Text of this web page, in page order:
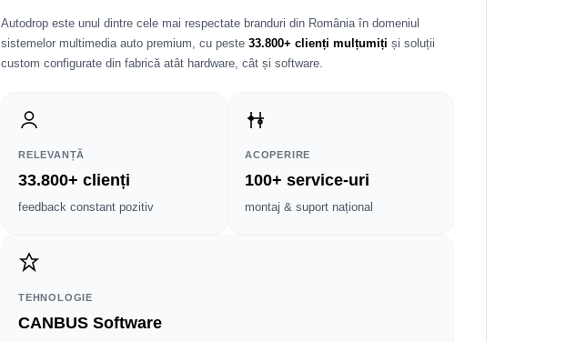
Autodrop este unul dintre cele mai respectate branduri din România în domeniul
sistemelor multimedia auto premium, cu peste 33.800+ clienți mulțumiți și soluții
custom configurate din fabrică atât hardware, cât și software.
RELEVANȚĂ
33.800+ clienți
feedback constant pozitiv
ACOPERIRE
100+ service-uri
montaj & suport național
TEHNOLOGIE
CANBUS Software